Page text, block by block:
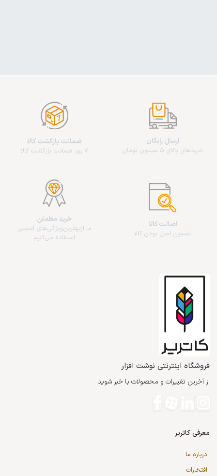
ارسال رایگان
خریدهای بالای 5 میلیون تومان
ضمانت بازگشت کالا
7 روز ضمانت بازگشت کالا
اصالت کالا
تضمین اصل بودن کالا
خرید مطمئن
ما از‌بهترین‌ویژگی‌های امنیتی
استفاده می‌کنیم
فروشگاه اینترنتی نوشت افزار
از آخرین تغییرات و محصولات با خبر شوید
معرفی کاتریر
درباره ما
افتخارات